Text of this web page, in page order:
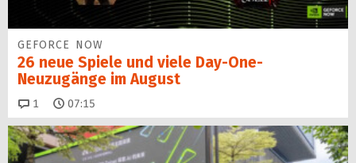
GEFORCE NOW
26 neue Spiele und viele Day-One-
Neuzugänge im August
1 Kommentare
07:15